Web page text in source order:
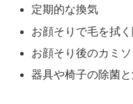
定期的な換気
お顔そりで毛を拭
お顔そり後のカミ
器具や椅子の除菌